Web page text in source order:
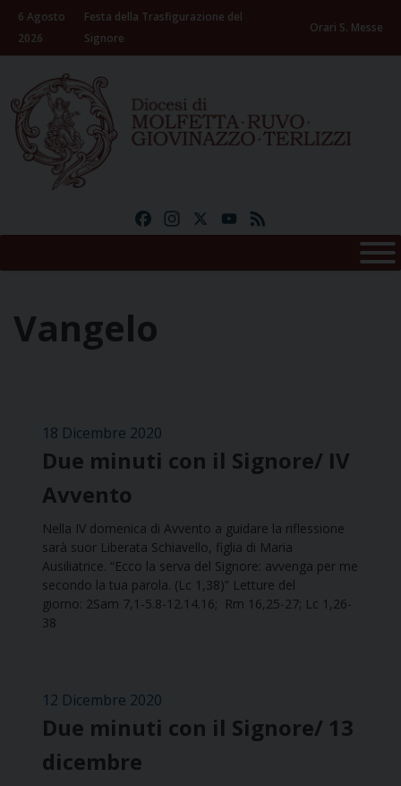
Skip
content
6 Agosto
2026
Festa della Trasfigurazione del
Signore
Orari S. Messe
FacebookInstagramYouTube
Vangelo
18 Dicembre 2020
Due minuti con il Signore/ IV
Avvento
Nella IV domenica di Avvento a guidare la riflessione
sarà suor Liberata Schiavello, figlia di Maria
Ausiliatrice. “Ecco la serva del Signore: avvenga per me
secondo la tua parola. (Lc 1,38)” Letture del
giorno: 2Sam 7,1-5.8-12.14.16; Rm 16,25-27; Lc 1,26-
38
12 Dicembre 2020
Due minuti con il Signore/ 13
dicembre